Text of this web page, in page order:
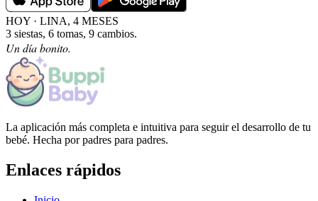
HOY · LINA, 4 MESES
3 siestas, 6 tomas, 9 cambios.
Un día bonito.
La aplicación más completa e intuitiva para seguir el desarrollo de tu
bebé. Hecha por padres para padres.
Enlaces rápidos